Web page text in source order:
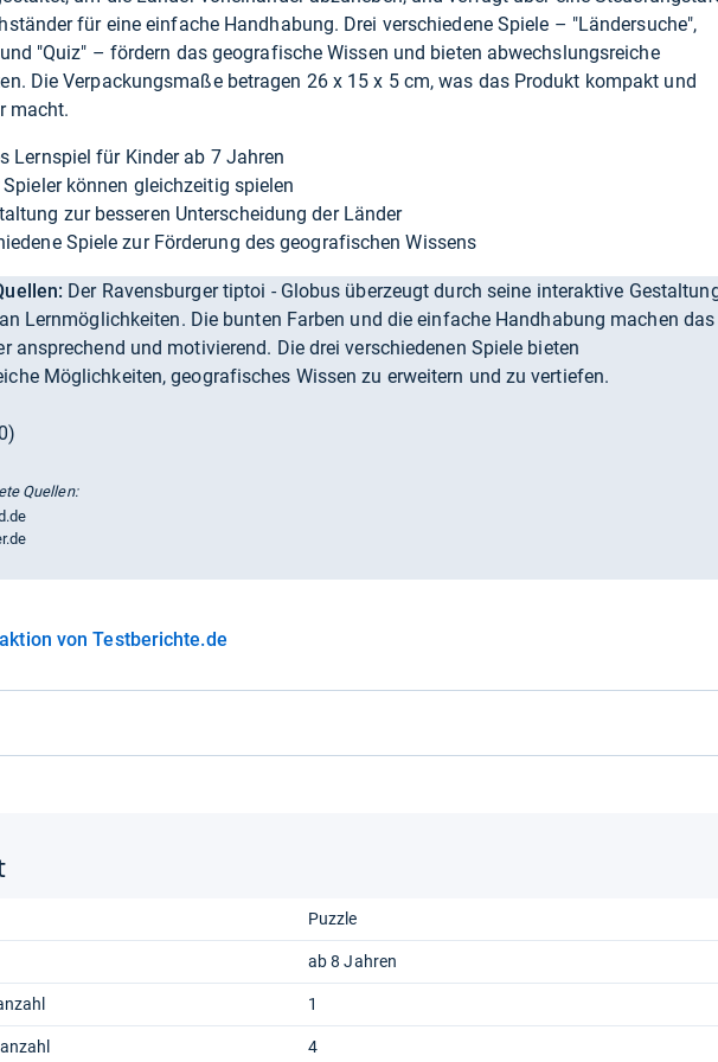
für eine einfache Handhabung. Drei verschiedene Spiele – "Ländersuche",
"Quiz" – fördern das geografische Wissen und bieten abwechslungsreiche
Die Verpackungsmaße betragen 26 x 15 x 5 cm, was das Produkt kompakt und
macht.
Lernspiel für Kinder ab 7 Jahren
Spieler können gleichzeitig spielen
zur besseren Unterscheidung der Länder
Spiele zur Förderung des geografischen Wissens
Der Ravensburger tiptoi - Globus überzeugt durch seine interaktive
Lernmöglichkeiten. Die bunten Farben und die einfache Handhabung machen das
ansprechend und motivierend. Die drei verschiedenen Spiele bieten
Möglichkeiten, geografisches Wissen zu erweitern und zu vertiefen.
Quellen:
von Testberichte.de
Puzzle
ab 8 Jahren
1
4